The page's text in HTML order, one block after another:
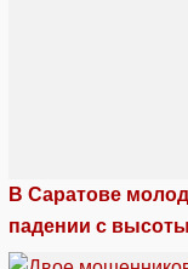
В Саратове
падении с высоты